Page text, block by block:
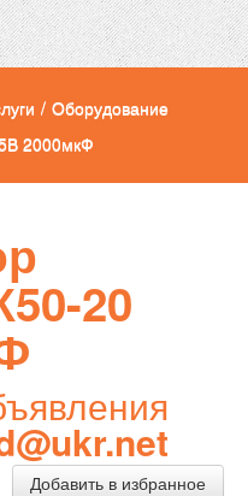
/ Оборудование
2000мкФ
20
Добавить в избранное